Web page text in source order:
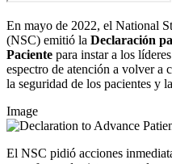
En mayo de 2022, el National
(NSC) emitió la Declaración
Paciente para instar a los
espectro de atención a volver a
la seguridad de los pacientes y
Image
El NSC pidió acciones